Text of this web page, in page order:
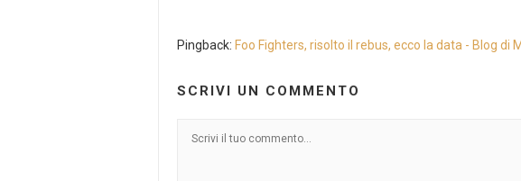
Pingback: Foo Fighters, risolto il rebus, ecco la data - Blog di
SCRIVI UN COMMENTO